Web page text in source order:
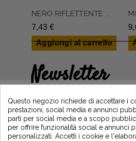
NERO RIFLETTENTE ...
7,43 €
Aggiungi al carrello
Newsletter
iscrivendoti e resta informato
notizie di Vintage Motors
Questo negozio richiede di accettare i
prestazioni, social media e annunci
parti per social media e a scopo
per offrire funzionalità social e annunci
personalizzati. Accetti i cookie e